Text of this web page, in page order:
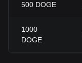
500 DOGE
1000
DOGE